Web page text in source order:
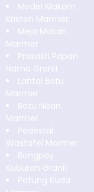
Model Makam
Kristen Marmer
Meja Makan
Marmer
Prasasti Papan
Nama Granit
Lantai Batu
Marmer
Batu Nisan
Marmer
Pedestal
Wastafel Marmer
Bongpay
Kuburan Granit
Patung Kuda